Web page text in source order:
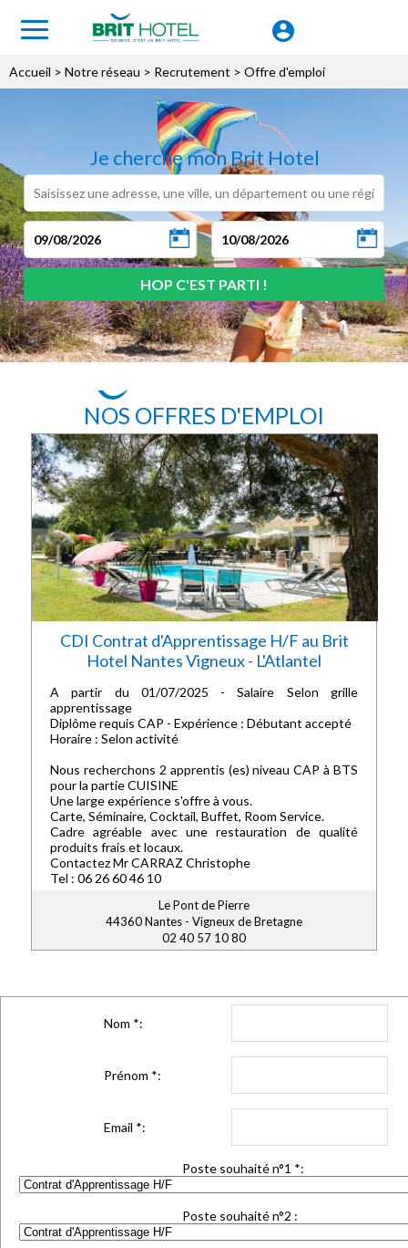
Accueil > Notre réseau > Recrutement > Offre d'emploi
Je cherche mon Brit Hotel
NOS OFFRES D'EMPLOI
CDI Contrat d'Apprentissage H/F au Brit
Hotel Nantes Vigneux - L'Atlantel
A partir du 01/07/2025 - Salaire Selon grille
apprentissage
Diplôme requis CAP - Expérience : Débutant accepté
Horaire : Selon activité
Nous recherchons 2 apprentis (es) niveau CAP à BTS
pour la partie CUISINE
Une large expérience s'offre à vous.
Carte, Séminaire, Cocktail, Buffet, Room Service.
Cadre agréable avec une restauration de qualité
produits frais et locaux.
Contactez Mr CARRAZ Christophe
Tel : 06 26 60 46 10
Le Pont de Pierre
44360 Nantes - Vigneux de Bretagne
02 40 57 10 80
Nom *:
Prénom *:
Email *:
Poste souhaité n°1 *:
Poste souhaité n°2 :